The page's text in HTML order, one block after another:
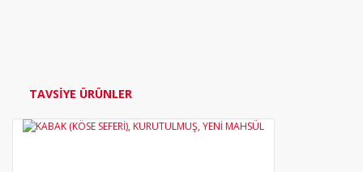
TAVSİYE ÜRÜNLER